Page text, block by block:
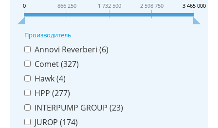
0 866 250 1 732 500 2 598 750 3 465 000
Производитель
Annovi Reverberi (6)
Comet (327)
Hawk (4)
HPP (277)
INTERPUMP GROUP (23)
JUROP (174)